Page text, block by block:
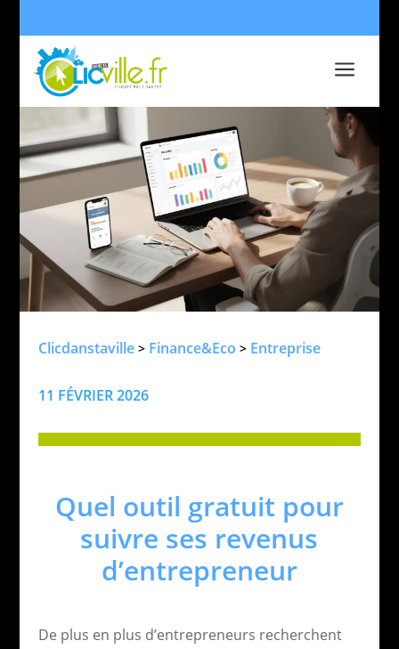
a
Clicdanstaville> Finance&Eco > Entreprise
11 FÉVRIER 2026
Quel outil gratuit pour
suivre ses revenus
d’entrepreneur
De plus en plus d’entrepreneurs recherchent